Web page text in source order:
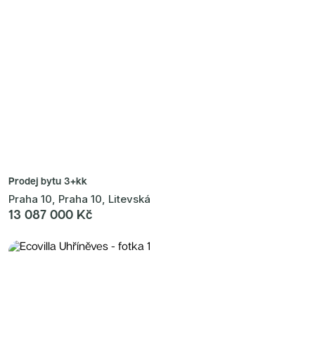
Prodej bytu 3+kk
Praha 10, Praha 10, Litevská
13 087 000 Kč